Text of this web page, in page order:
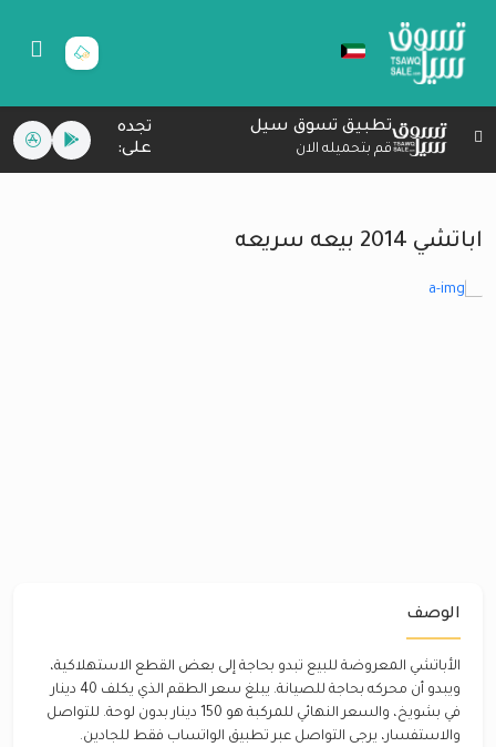
تطبيق تسوق سيل
قم بتحميله الان
تجده
على:
اباتشي 2014 بيعه سريعه
الوصف
الأباتشي المعروضة للبيع تبدو بحاجة إلى بعض القطع الاستهلاكية،
ويبدو أن محركه بحاجة للصيانة. يبلغ سعر الطقم الذي يكلف 40 دينار
في بشويخ، والسعر النهائي للمركبة هو 150 دينار بدون لوحة. للتواصل
والاستفسار، يرجى التواصل عبر تطبيق الواتساب فقط للجادين.